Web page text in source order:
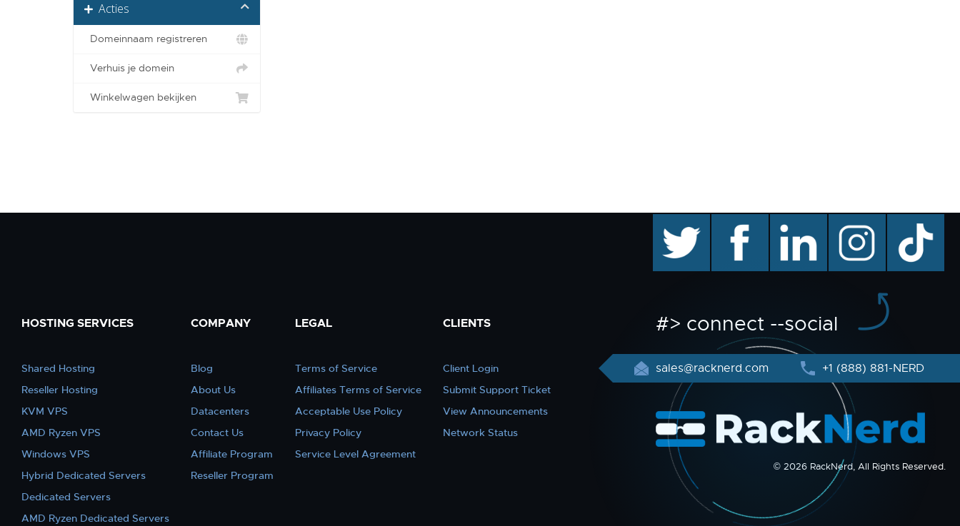
Acties
Domeinnaam registreren
Verhuis je domein
Winkelwagen bekijken
HOSTING SERVICES
Shared Hosting
Reseller Hosting
KVM VPS
AMD Ryzen VPS
Windows VPS
Hybrid Dedicated Servers
Dedicated Servers
AMD Ryzen Dedicated Servers
COMPANY
Blog
About Us
Datacenters
Contact Us
Affiliate Program
Reseller Program
LEGAL
Terms of Service
Affiliates Terms of Service
Acceptable Use Policy
Privacy Policy
Service Level Agreement
CLIENTS
Client Login
Submit Support Ticket
View Announcements
Network Status
facebook linkedin instagram TikTok
#> connect --social
sales@racknerd.com +1 (888) 881-NERD
© 2026 RackNerd, All Rights Reserved.